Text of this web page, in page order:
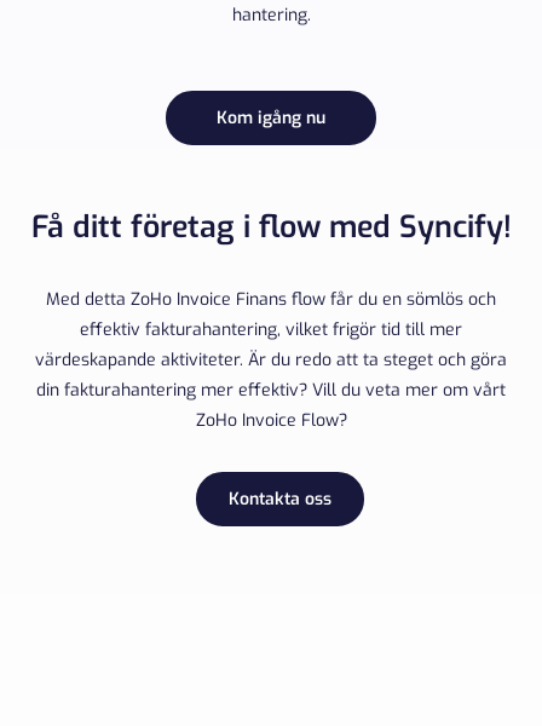
hantering.
Kom igång nu
Få ditt företag i flow med Syncify!
Med detta ZoHo Invoice Finans flow får du en sömlös och
effektiv fakturahantering, vilket frigör tid till mer
värdeskapande aktiviteter. Är du redo att ta steget och göra
din fakturahantering mer effektiv? Vill du veta mer om vårt
ZoHo Invoice Flow?
Kontakta oss